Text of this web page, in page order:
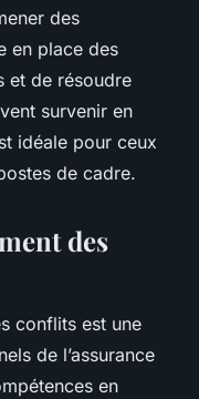
des
en place des
et de résoudre
survenir en
idéale pour ceux
de cadre.
des
conflits est une
de l’assurance
en